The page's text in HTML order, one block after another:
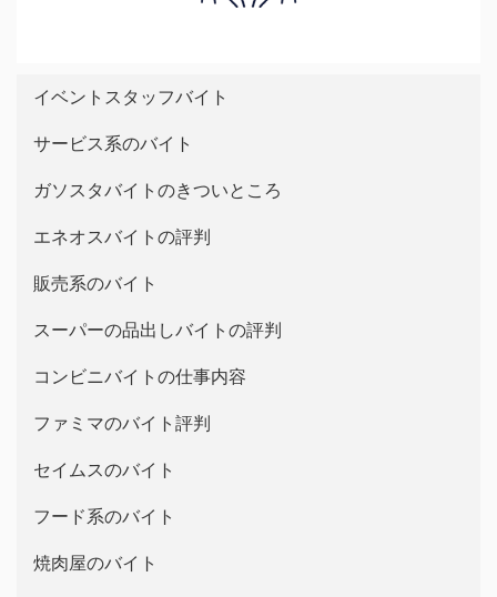
イベントスタッフバイト
サービス系のバイト
ガソスタバイトのきついところ
エネオスバイトの評判
販売系のバイト
スーパーの品出しバイトの評判
コンビニバイトの仕事内容
ファミマのバイト評判
セイムスのバイト
フード系のバイト
焼肉屋のバイト